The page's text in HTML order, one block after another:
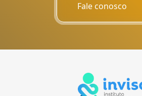
Fale conosco